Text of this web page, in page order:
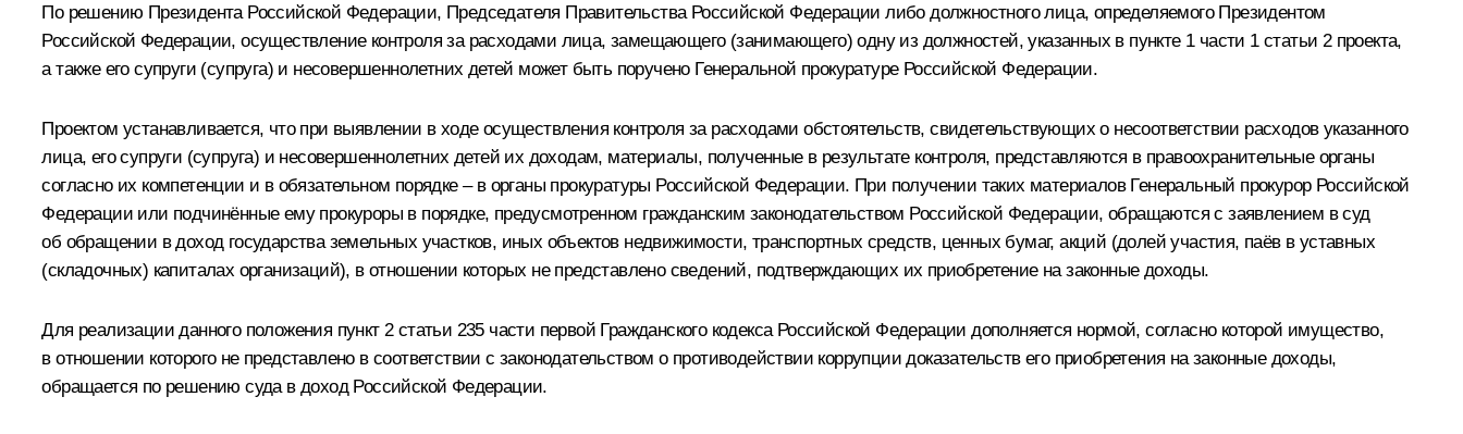
По решению Президента Российской Федерации, Председателя Правительства Российской Федерации либо должностного лица, определяемого Президентом
Российской Федерации, осуществление контроля за расходами лица, замещающего (занимающего) одну из должностей, указанных в пункте 1 части 1 статьи 2 проекта,
а также его супруги (супруга) и несовершеннолетних детей может быть поручено Генеральной прокуратуре Российской Федерации.
Проектом устанавливается, что при выявлении в ходе осуществления контроля за расходами обстоятельств, свидетельствующих о несоответствии расходов указанного
лица, его супруги (супруга) и несовершеннолетних детей их доходам, материалы, полученные в результате контроля, представляются в правоохранительные органы
согласно их компетенции и в обязательном порядке – в органы прокуратуры Российской Федерации. При получении таких материалов Генеральный прокурор Российской
Федерации или подчинённые ему прокуроры в порядке, предусмотренном гражданским законодательством Российской Федерации, обращаются с заявлением в суд
об обращении в доход государства земельных участков, иных объектов недвижимости, транспортных средств, ценных бумаг, акций (долей участия, паёв в уставных
(складочных) капиталах организаций), в отношении которых не представлено сведений, подтверждающих их приобретение на законные доходы.
Для реализации данного положения пункт 2 статьи 235 части первой Гражданского кодекса Российской Федерации дополняется нормой, согласно которой имущество,
в отношении которого не представлено в соответствии с законодательством о противодействии коррупции доказательств его приобретения на законные доходы,
обращается по решению суда в доход Российской Федерации.